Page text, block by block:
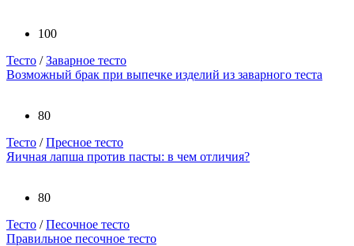
100
Тесто /Заварное тесто
Возможный брак при выпечке изделий из заварного теста
80
Тесто /Пресное тесто
Яичная лапша против пасты: в чем отличия?
80
Тесто /Песочное тесто
Правильное песочное тесто